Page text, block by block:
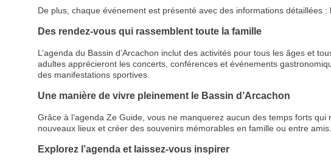
De plus, chaque événement est présenté avec des informations détaillées
Des rendez-vous qui rassemblent toute la famille
L’agenda du Bassin d’Arcachon inclut des activités pour tous les âges et
adultes apprécieront les concerts, conférences et événements
des manifestations sportives.
Une manière de vivre pleinement le Bassin d’Arcachon
Grâce à l’agenda Ze Guide, vous ne manquerez aucun des temps forts
nouveaux lieux et créer des souvenirs mémorables en famille ou entre amis.
Explorez l’agenda et laissez-vous inspirer